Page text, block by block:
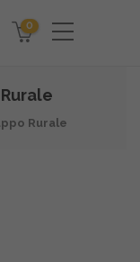
0
Rurale